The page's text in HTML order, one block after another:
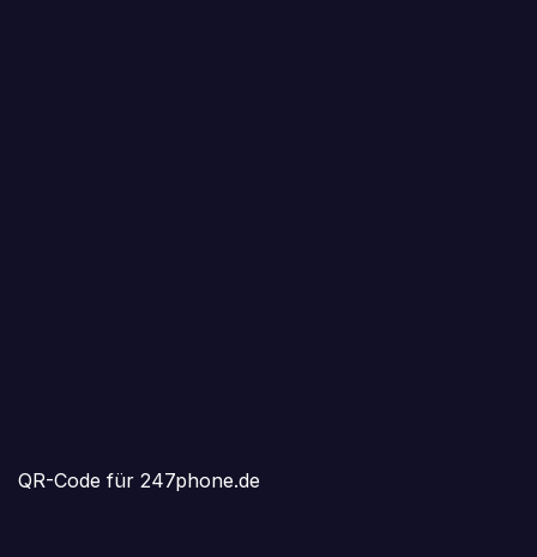
QR-Code für 247phone.de